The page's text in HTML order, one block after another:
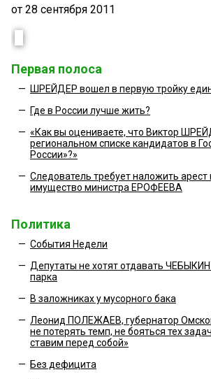
от 28 сентября 2011
Первая полоса
— ШРЕЙДЕР вошел в первую тройку
— Где в России лучше жить?
— «Как вы оцениваете, что Виктор
региональном списке кандидатов в
России»?»
— Следователь требует наложить арест
имущество министра ЕРОФЕЕВА
Политика
— События Недели
— Депутаты не хотят отдавать
парка
— В заложниках у мусорного бака
— Леонид ПОЛЕЖАЕВ, губернатор
не потерять темп, не бояться тех
ставим перед собой»
— Без дефицита